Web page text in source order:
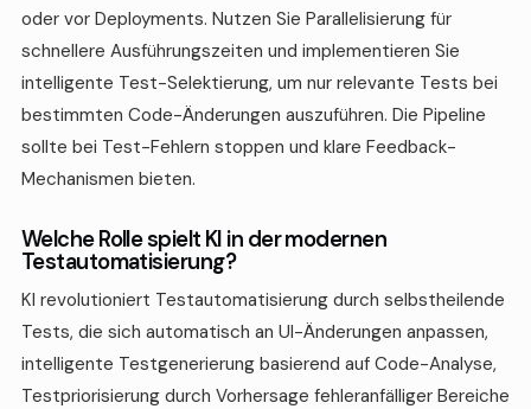
oder vor Deployments. Nutzen Sie Parallelisierung für
schnellere Ausführungszeiten und implementieren Sie
intelligente Test-Selektierung, um nur relevante Tests bei
bestimmten Code-Änderungen auszuführen. Die Pipeline
sollte bei Test-Fehlern stoppen und klare Feedback-
Mechanismen bieten.
Welche Rolle spielt KI in der modernen
Testautomatisierung?
KI revolutioniert Testautomatisierung durch selbstheilende
Tests, die sich automatisch an UI-Änderungen anpassen,
intelligente Testgenerierung basierend auf Code-Analyse,
Testpriorisierung durch Vorhersage fehleranfälliger Bereiche